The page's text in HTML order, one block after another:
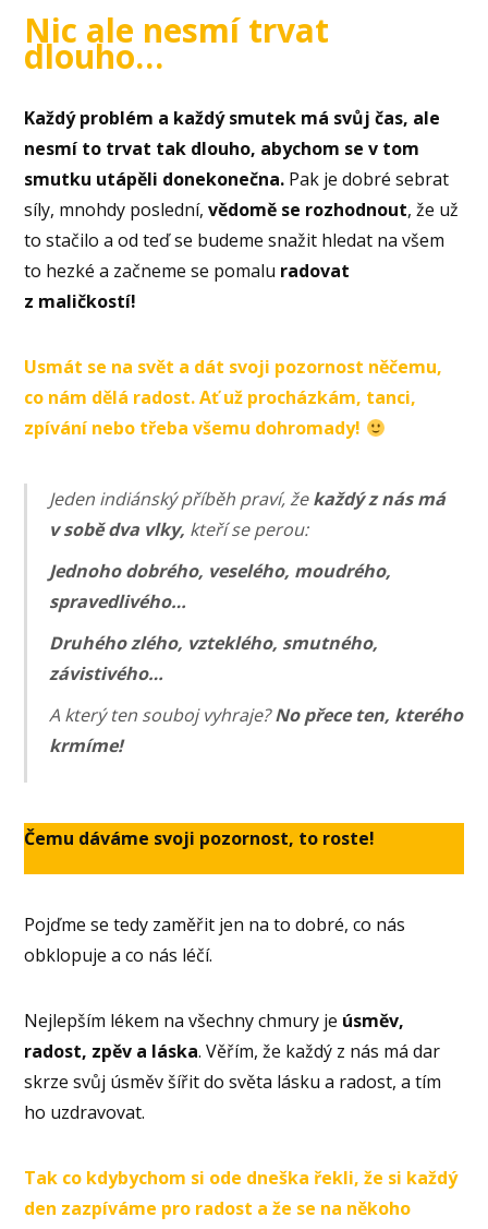
Nic ale nesmí trvat
dlouho…
Každý problém a každý smutek má svůj čas, ale
nesmí to trvat tak dlouho, abychom se v tom
smutku utápěli donekonečna. Pak je dobré sebrat
síly, mnohdy poslední,vědomě se rozhodnout, že už
to stačilo a od teď se budeme snažit hledat na všem
to hezké a začneme se pomalu radovat
z maličkostí!
Usmát se na svět a dát svoji pozornost něčemu,
co nám dělá radost. Ať už procházkám, tanci,
zpívání nebo třeba všemu dohromady!
Jeden indiánský příběh praví, žekaždý z nás má
v sobě dva vlky, kteří se perou:
Jednoho dobrého, veselého, moudrého,
spravedlivého…
Druhého zlého, vzteklého, smutného,
závistivého…
A který ten souboj vyhraje?No přece ten, kterého
krmíme!
Čemu dáváme svoji pozornost, to roste!
Pojďme se tedy zaměřit jen na to dobré, co nás
obklopuje a co nás léčí.
Nejlepším lékem na všechny chmury je úsměv,
radost, zpěv a láska. Věřím, že každý z nás má dar
skrze svůj úsměv šířit do světa lásku a radost, a tím
ho uzdravovat.
Tak co kdybychom si ode dneška řekli, že si každý
den zazpíváme pro radost a že se na někoho